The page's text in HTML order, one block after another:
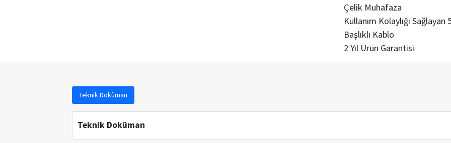
Çelik Muhafaza
Kullanım Kolaylığı
Başlıklı Kablo
2 Yıl Ürün Garantisi
Teknik Doküman
Teknik Doküman